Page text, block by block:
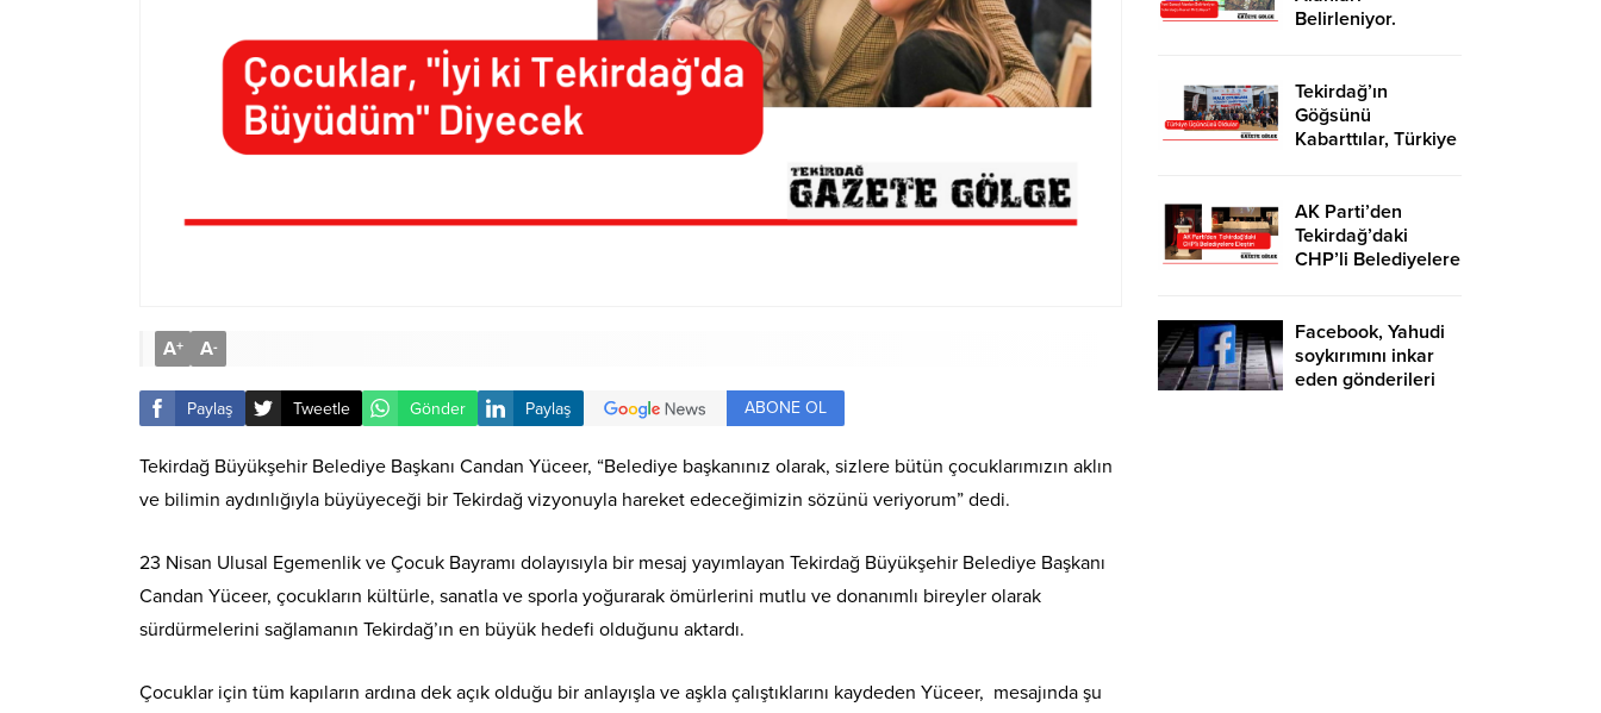
A+ A-
Paylaş Tweetle Gönder Paylaş ABONE OL
Tekirdağ Büyükşehir Belediye Başkanı Candan Yüceer, “Belediye başkanınız olarak, sizlere bütün çocuklarımızın aklın
ve bilimin aydınlığıyla büyüyeceği bir Tekirdağ vizyonuyla hareket edeceğimizin sözünü veriyorum” dedi.
23 Nisan Ulusal Egemenlik ve Çocuk Bayramı dolayısıyla bir mesaj yayımlayan Tekirdağ Büyükşehir Belediye Başkanı
Candan Yüceer, çocukların kültürle, sanatla ve sporla yoğurarak ömürlerini mutlu ve donanımlı bireyler olarak
sürdürmelerini sağlamanın Tekirdağ’ın en büyük hedefi olduğunu aktardı.
Çocuklar için tüm kapıların ardına dek açık olduğu bir anlayışla ve aşkla çalıştıklarını kaydeden Yüceer, mesajında şu
Belirleniyor.
Tekirdağ’ın
Göğsünü
Kabarttılar, Türkiye
AK Parti’den
Tekirdağ’daki
CHP’li Belediyelere
Facebook, Yahudi
soykırımını inkar
eden gönderileri